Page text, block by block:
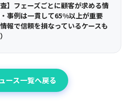
】フェーズごとに顧客が求める情
事例は一貫して65%以上が重要
報で信頼を損なっているケースも
ース一覧へ戻る